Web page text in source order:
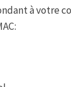
à votre